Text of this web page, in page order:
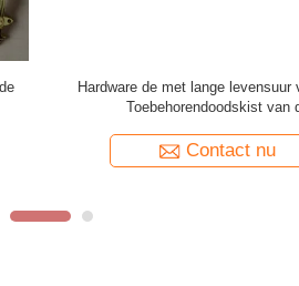
De Schommelingsbar
kisthandvat
Contact nu